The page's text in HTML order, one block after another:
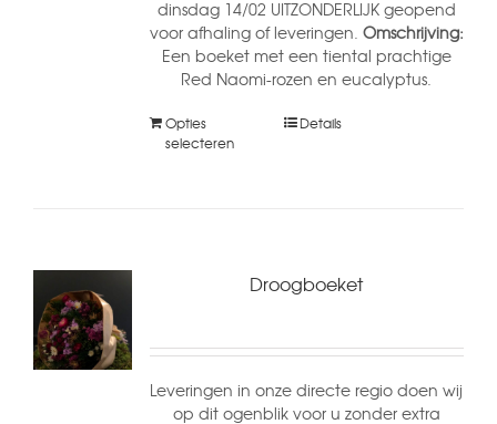
dinsdag 14/02 UITZONDERLIJK geopend
voor afhaling of leveringen. Omschrijving:
Een boeket met een tiental prachtige
Red Naomi-rozen en eucalyptus.
Opties
selecteren
Details
Droogboeket
Leveringen in onze directe regio doen wij
op dit ogenblik voor u zonder extra